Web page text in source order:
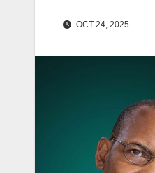
OCT 24, 2025